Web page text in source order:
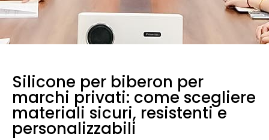
Silicone per biberon per
marchi privati: come scegliere
materiali sicuri, resistenti e
personalizzabili